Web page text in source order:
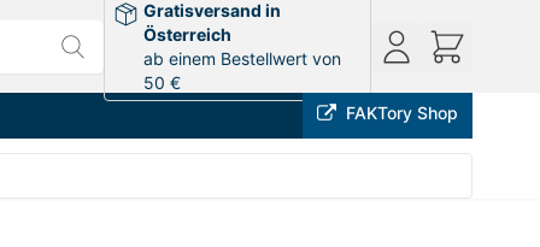
Gratisversand in
Österreich
ab einem Bestellwert von
50 €
FAKTory Shop